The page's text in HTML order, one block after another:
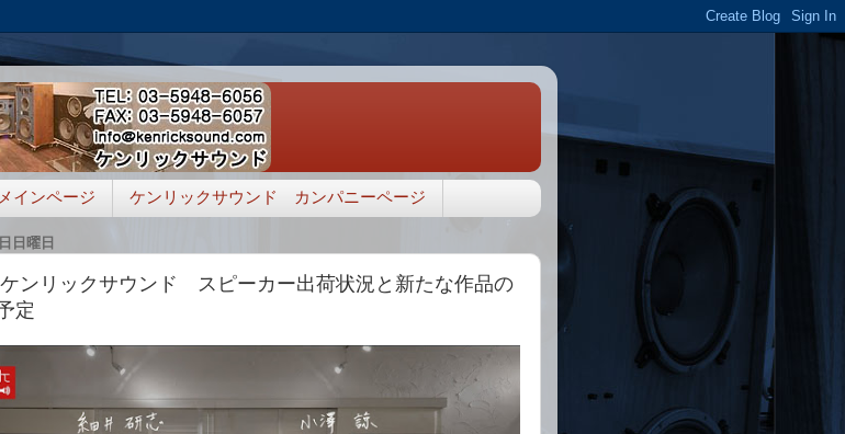
インページ ケンリックサウンド カンパニーページ
日曜日
ンリックサウンド スピーカー出荷状況と新たな作品の
定